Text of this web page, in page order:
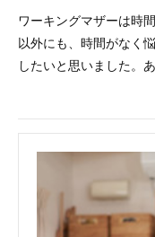
ワーキングマザーは時
以外にも、時間がなく
したいと思いました。